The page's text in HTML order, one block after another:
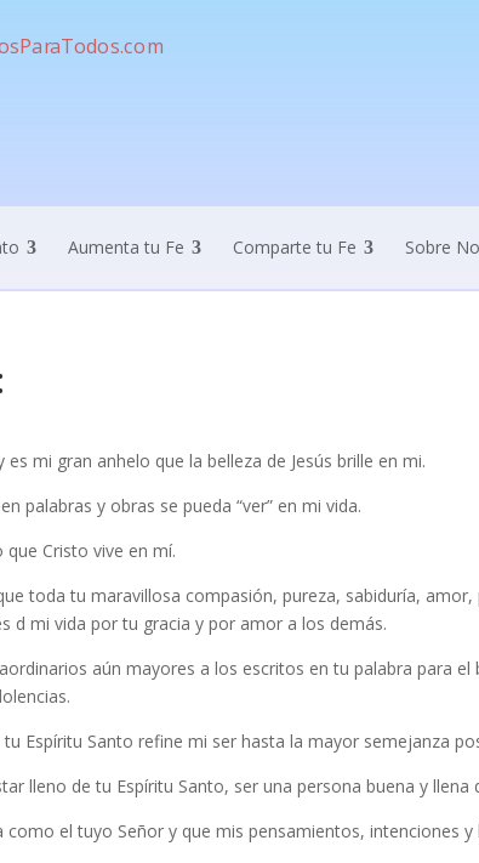
Aumenta tu Fe Comparte tu Fe Sobre
mi gran anhelo que la belleza de Jesús brille en mi.
palabras y obras se pueda “ver” en mi vida.
Cristo vive en mí.
toda tu maravillosa compasión, pureza, sabiduría,
d mi vida por tu gracia y por amor a los demás.
aún mayores a los escritos en tu palabra para
Espíritu Santo refine mi ser hasta la mayor semejanza
lleno de tu Espíritu Santo, ser una persona buena y llena
como el tuyo Señor y que mis pensamientos, intenciones y